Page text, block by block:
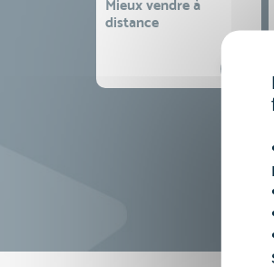
Mieux vendre à
distance